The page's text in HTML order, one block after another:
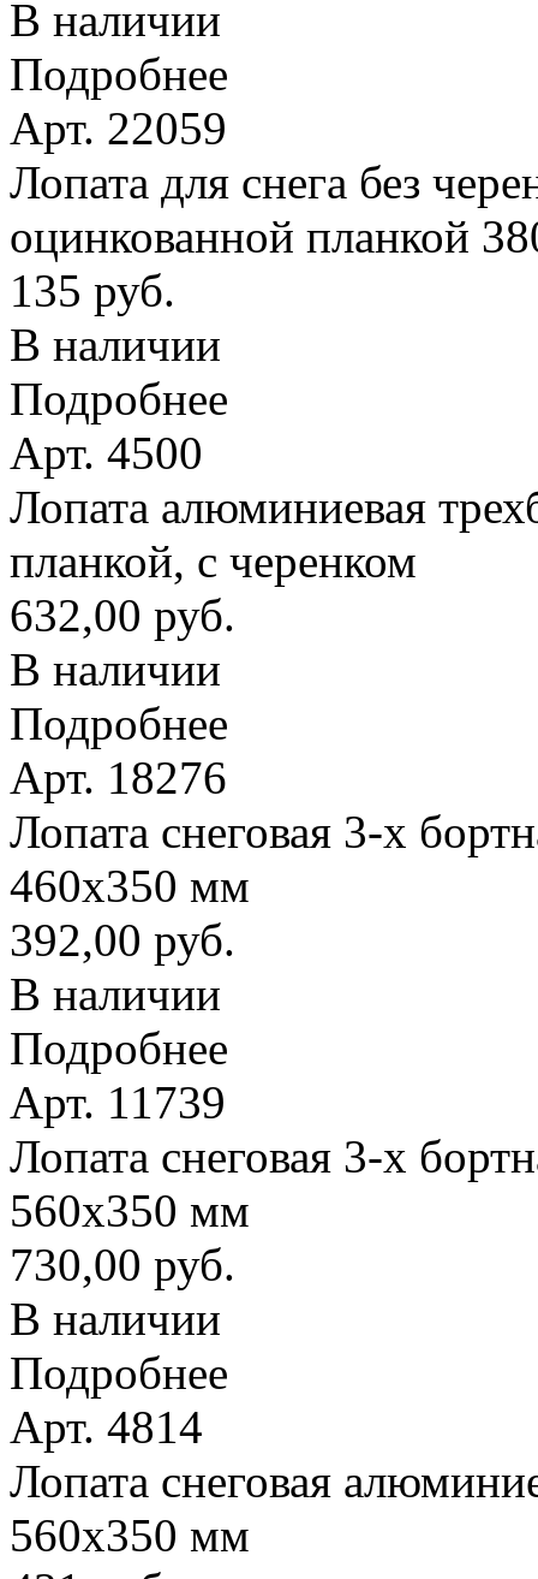
В наличии
Подробнее
Арт. 22059
Лопата для снега без
оцинкованной планкой
135 руб.
В наличии
Подробнее
Арт. 4500
Лопата алюминиевая
планкой, с черенком
632,00 руб.
В наличии
Подробнее
Арт. 18276
Лопата снеговая 3-х
460х350 мм
392,00 руб.
В наличии
Подробнее
Арт. 11739
Лопата снеговая 3-х
560х350 мм
730,00 руб.
В наличии
Подробнее
Арт. 4814
Лопата снеговая
560х350 мм